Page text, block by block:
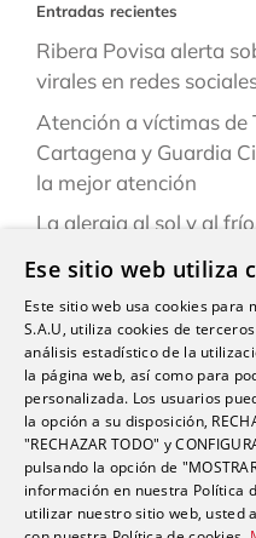
Entradas recientes
Ribera Povisa alerta
virales en redes
Atención a víctimas de
Cartagena y Guardia
la mejor atención
La alergia al sol y al
este verano
“Una persona puede
otras durante
que tiene sarna”
Ardor, hinchazón o
del sistema Digestivo
inofensivos
Ese sitio web utiliza
Este sitio web usa cookies para
S.A.U, utiliza cookies de
análisis estadístico de la
la página web, así como para
personalizada. Los usuarios
la opción a su disposición,
"RECHAZAR TODO" y
pulsando la opción de
información en nuestra Política
utilizar nuestro sitio web, usted